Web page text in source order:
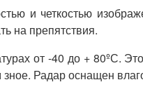
и четкостью
на препятствия.
от -40 до + 80ºС.
Радар оснащен